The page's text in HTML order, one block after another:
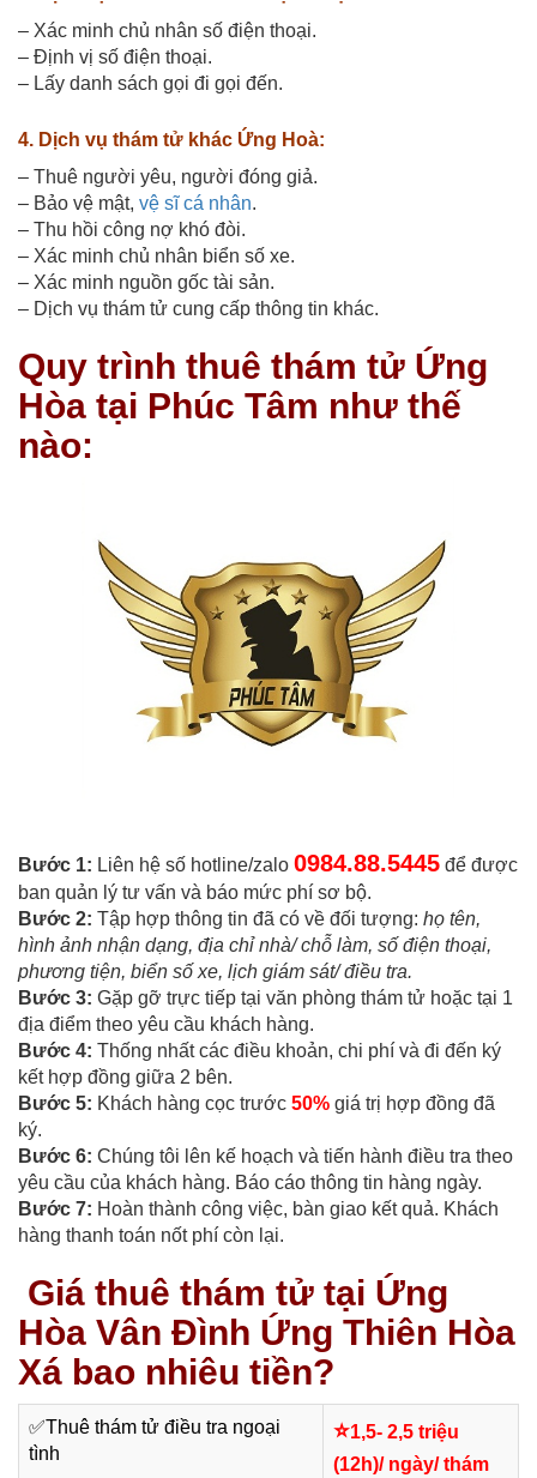
– Xác minh chủ nhân số điện thoại.
– Định vị số điện thoại.
– Lấy danh sách gọi đi gọi đến.
4. Dịch vụ thám tử khác Ứng Hoà:
– Thuê người yêu, người đóng giả.
– Bảo vệ mật, vệ sĩ cá nhân.
– Thu hồi công nợ khó đòi.
– Xác minh chủ nhân biển số xe.
– Xác minh nguồn gốc tài sản.
– Dịch vụ thám tử cung cấp thông tin khác.
Quy trình thuê thám tử Ứng
Hòa tại Phúc Tâm như thế
nào:
Bước 1: Liên hệ số hotline/zalo 0984.88.5445 để được
ban quản lý tư vấn và báo mức phí sơ bộ.
Bước 2: Tập hợp thông tin đã có về đối tượng: họ tên,
hình ảnh nhận dạng, địa chỉ nhà/ chỗ làm, số điện thoại,
phương tiện, biển số xe, lịch giám sát/ điều tra.
Bước 3: Gặp gỡ trực tiếp tại văn phòng thám tử hoặc tại 1
địa điểm theo yêu cầu khách hàng.
Bước 4: Thống nhất các điều khoản, chi phí và đi đến ký
kết hợp đồng giữa 2 bên.
Bước 5: Khách hàng cọc trước 50% giá trị hợp đồng đã
ký.
Bước 6: Chúng tôi lên kế hoạch và tiến hành điều tra theo
yêu cầu của khách hàng. Báo cáo thông tin hàng ngày.
Bước 7: Hoàn thành công việc, bàn giao kết quả. Khách
hàng thanh toán nốt phí còn lại.
Giá thuê thám tử tại Ứng
Hòa Vân Đình Ứng Thiên Hòa
Xá bao nhiêu tiền?
✅Thuê thám tử điều tra ngoại
tình
⭐1,5- 2,5 triệu
(12h)/ ngày/ thám